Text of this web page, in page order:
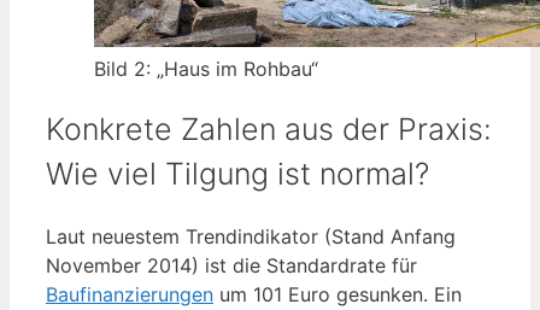
Bild 2: „Haus im Rohbau“
Konkrete Zahlen aus der Praxis:
Wie viel Tilgung ist normal?
Laut neuestem Trendindikator (Stand Anfang
November 2014) ist die Standardrate für
Baufinanzierungen um 101 Euro gesunken. Ein